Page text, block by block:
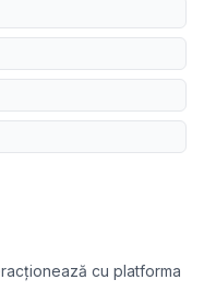
cu platforma